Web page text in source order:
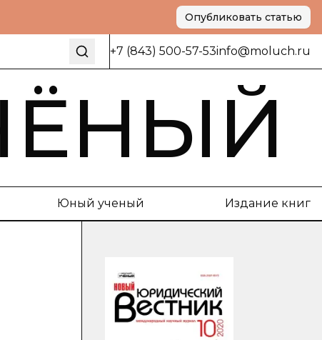
Опубликовать статью
+7 (843) 500-57-53info@moluch.ru
Юный ученый Издание книг